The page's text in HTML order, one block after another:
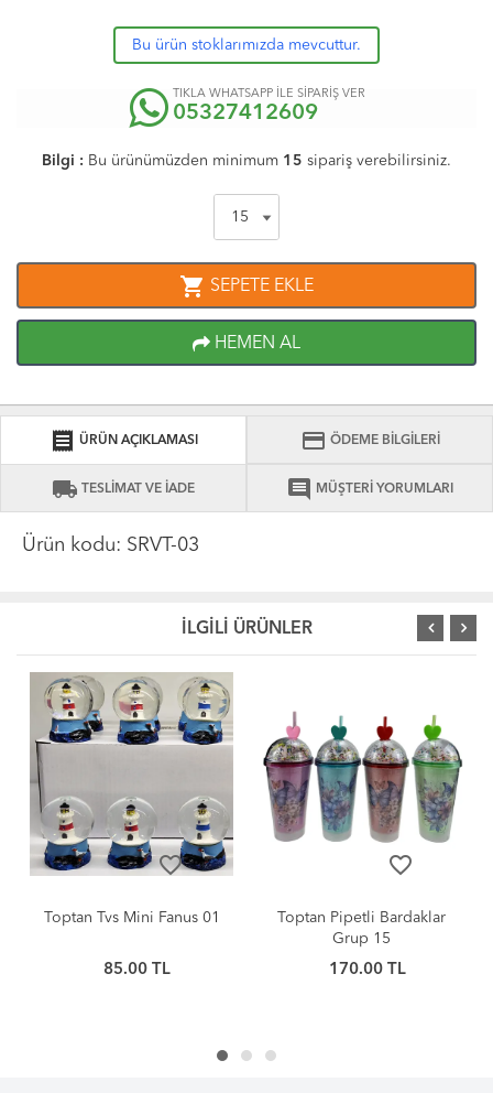
Bu ürün stoklarımızda mevcuttur.
TIKLA WHATSAPP İLE SİPARİŞ VER
05327412609
Bilgi : Bu ürünümüzden minimum 15 sipariş verebilirsiniz.
shopping_cart SEPETE EKLE
HEMEN AL
receipt ÜRÜN AÇIKLAMASI credit_card ÖDEME BİLGİLERİ
local_shipping TESLİMAT VE İADE comment MÜŞTERİ YORUMLARI
Ürün kodu: SRVT-03
İLGİLİ ÜRÜNLER
favorite_border
Toptan Tvs Mini Fanus 01
85.00 TL
favorite_border
Toptan Pipetli Bardaklar
Grup 15
170.00 TL